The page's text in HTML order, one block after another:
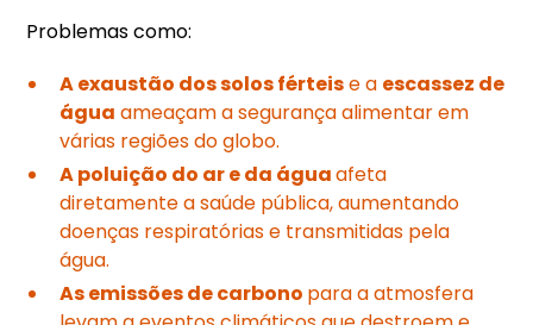
Problemas como:
A exaustão dos solos férteise a escassez de
água ameaçam a segurança alimentar em
várias regiões do globo.
A poluição do ar e da águaafeta
diretamente a saúde pública, aumentando
doenças respiratórias e transmitidas pela
água.
As emissões de carbono para a atmosfera